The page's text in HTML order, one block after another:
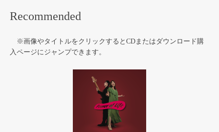
Recommended
※画像やタイトルをクリックするとCDまたはダウンロード購
入ページにジャンプできます。